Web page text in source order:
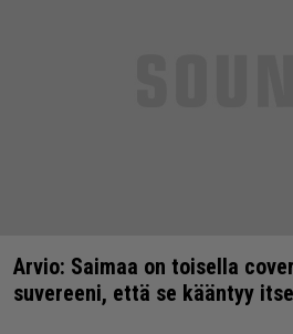
Arvio: Saimaa on toisella
suvereeni, että se kääntyy